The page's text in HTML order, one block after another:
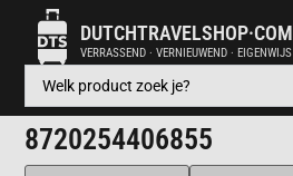
DUTCHTRAVELSHOP·COM
VERRASSEND · VERNIEUWEND · EIGENWIJS
8720254406855